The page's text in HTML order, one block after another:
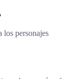
los personajes